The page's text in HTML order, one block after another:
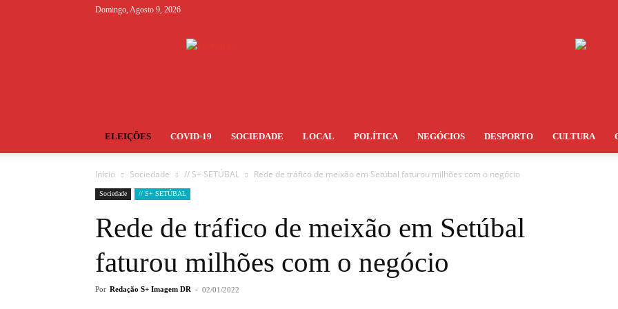
Domingo, Agosto 9, 2026
ELEIÇÕES COVID-19 SOCIEDADE LOCAL POLÍTICA NEGÓCIOS DESPORTO CULTURA
Início Sociedade // S+ SETÚBAL Rede de tráfico de meixão em Setúbal faturou milhões com o negócio
Sociedade // S+ SETÚBAL
Rede de tráfico de meixão em Setúbal
faturou milhões com o negócio
Por Redação S+ Imagem DR - 02/01/2022